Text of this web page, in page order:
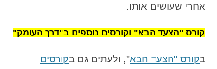
אחרי שעושים אותו.
קורס "הצעד הבא" וקורסים נוספים ב"דרך העומק"
בקורס "הצעד הבא", ולעתים גם בקורסים